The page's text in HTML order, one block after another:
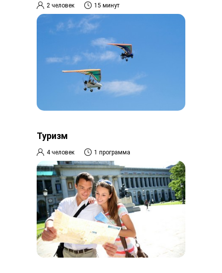
2 человек 15 минут
Туризм
4 человек 1 программа